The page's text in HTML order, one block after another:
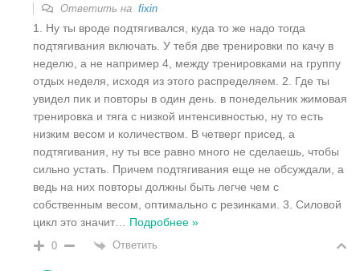
Ответить на fixin
1. Ну ты вроде подтягивался, куда то же надо тогда
подтягивания включать. У тебя две тренировки по качу в
неделю, а не например 4, между тренировками на группу
отдых неделя, исходя из этого распределяем. 2. Где ты
увидел пик и повторы в один день. в понедельник жимовая
тренировка и тяга с низкой интенсивностью, ну то есть
низким весом и количеством. В четверг присед, а
подтягивания, ну ты все равно много не сделаешь, чтобы
сильно устать. Причем подтягивания еще не обсуждали, а
ведь на них повторы должны быть легче чем с
собственным весом, оптимально с резинками. 3. Силовой
цикл это значит… Подробнее »
0 Ответить